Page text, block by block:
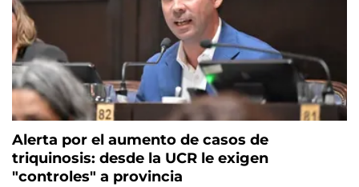
Alerta por el aumento de casos de
triquinosis: desde la UCR le exigen
"controles" a provincia